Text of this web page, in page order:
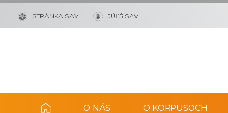
STRÁNKA SAV JÚĽŠ SAV
O NÁS O KORPUSOCH